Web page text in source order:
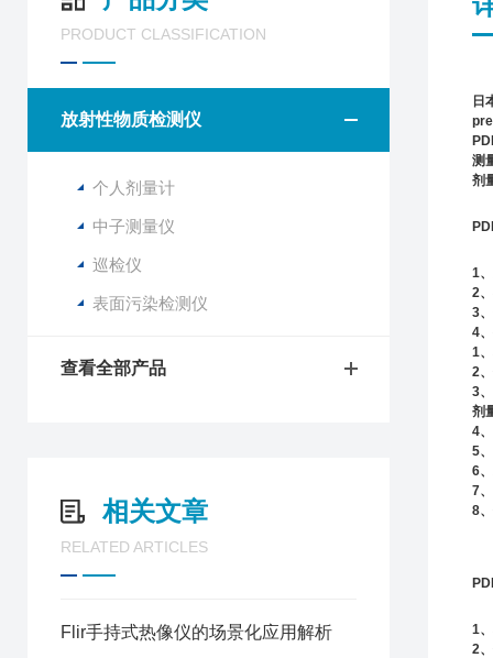
PRODUCT CLASSIFICATION
放射性物质检测仪
个人剂量计
中子测量仪
巡检仪
表面污染检测仪
查看全部产品
相关文章
RELATED ARTICLES
Flir手持式热像仪的场景化应用解析
日
测
剂
1
2
3
4
1
2
3
剂
4
5
6
7
8
1
2